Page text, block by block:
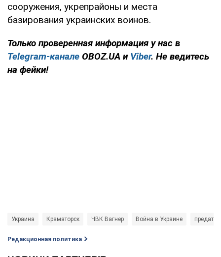
сооружения, укрепрайоны и места
базирования украинских воинов.
Только проверенная информация у нас в
Telegram-канале OBOZ.UA и Viber. Не ведитесь
на фейки!
Украина Краматорск ЧВК Вагнер Война в Украине
Редакционная политика